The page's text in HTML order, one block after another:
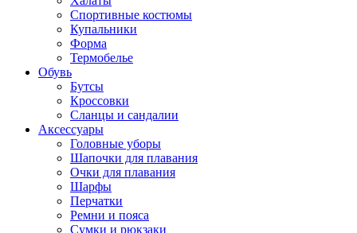
Спортивные костюмы
Купальники
Форма
Термобелье
Обувь
Бутсы
Кроссовки
Сланцы и сандалии
Аксессуары
Головные уборы
Шапочки для плавания
Очки для плавания
Шарфы
Перчатки
Ремни и пояса
Сумки и рюкзаки